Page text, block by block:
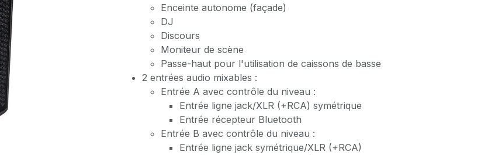
Enceinte autonome (façade)
DJ
Discours
Moniteur de scène
Passe-haut pour l'utilisation de caissons de basse
2 entrées audio mixables :
Entrée A avec contrôle du niveau :
Entrée ligne jack/XLR (+RCA) symétrique
Entrée récepteur Bluetooth
Entrée B avec contrôle du niveau :
Entrée ligne jack symétrique/XLR (+RCA)